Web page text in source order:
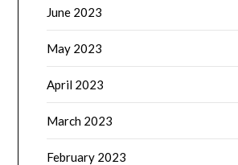
June 2023
May 2023
April 2023
March 2023
February 2023